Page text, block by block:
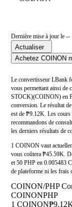
Dernière mise à jour le --
Actualiser
Achetez COINON
Le convertisseur LBank
vous permettant ainsi
STOCK)(COINON) en
conversion. Le résultat
est de ₱9.12K. Les
recommandons de
les derniers résultats de
1 COINON vaut
vous coûtera ₱45.59K.
et 50 PHP en 0.005483
de plateforme ni les frais
COINON/PHP
COINONPHP
1 COINON